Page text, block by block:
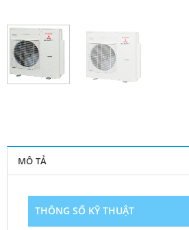
MÔ TẢ
THÔNG SỐ KỸ THUẬT